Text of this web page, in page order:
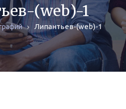
(web)-1
Липантьев-(web)-1